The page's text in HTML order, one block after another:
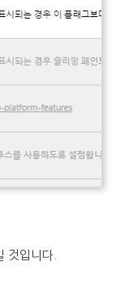
것입니다.